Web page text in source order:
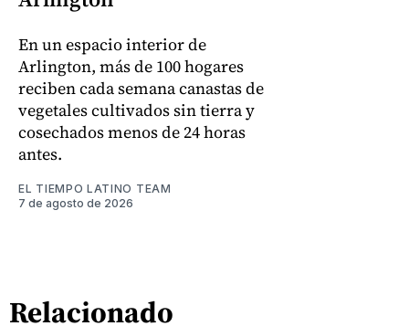
En un espacio interior de
Arlington, más de 100 hogares
reciben cada semana canastas de
vegetales cultivados sin tierra y
cosechados menos de 24 horas
antes.
EL TIEMPO LATINO TEAM
7 de agosto de 2026
Relacionado